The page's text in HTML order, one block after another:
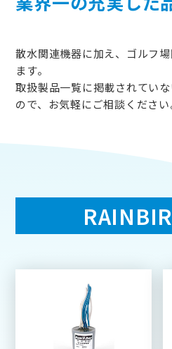
散水関連機器に加え、ゴルフ
ます。
取扱製品一覧に掲載されてい
ので、お気軽にご相談ください